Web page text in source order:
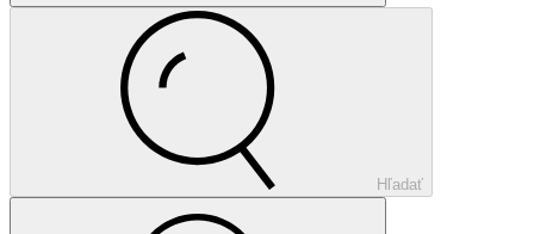
Hľadať